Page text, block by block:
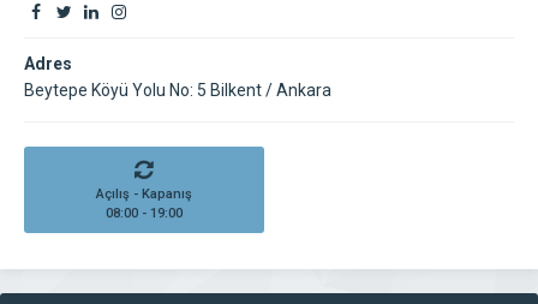
Adres
Beytepe Köyü Yolu No: 5 Bilkent / Ankara
Açılış - Kapanış
08:00 - 19:00